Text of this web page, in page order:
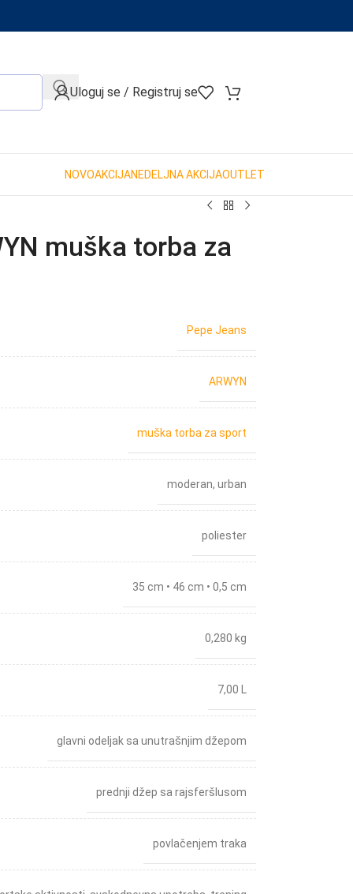
When autocomplete results are available use up and down
Uloguj se / Registruj se
NOVOAKCIJANEDELJNA AKCIJAOUTLET
muška torba za
Pepe Jeans
ARWYN
muška torba za sport
moderan, urban
poliester
35 cm • 46 cm • 0,5 cm
0,280 kg
7,00 L
glavni odeljak sa unutrašnjim džepom
prednji džep sa rajsferšlusom
povlačenjem traka